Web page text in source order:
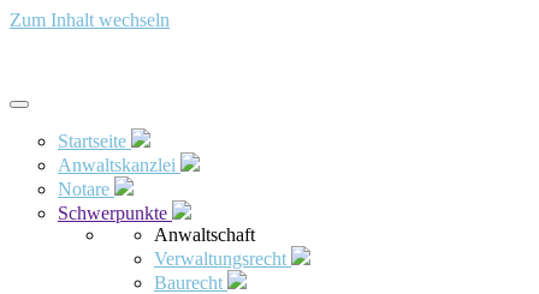
Zum Inhalt wechseln
Startseite
Anwaltskanzlei
Notare
Schwerpunkte
Anwaltschaft
Verwaltungsrecht
Baurecht